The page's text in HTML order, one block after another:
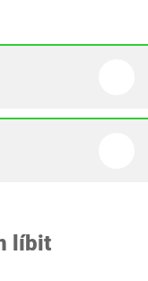
líbit